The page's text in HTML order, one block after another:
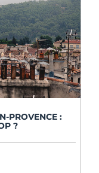
PROVENCE :
?